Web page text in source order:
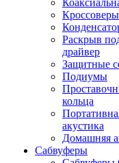
Кроссоверы
Раскрыв
драйвер
Защитные
Подиумы
кольца
акустика
Домашняя
Сабвуферы